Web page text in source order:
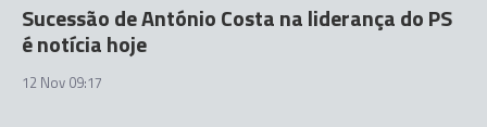
Sucessão de António Costa na liderança do PS
é notícia hoje
12 Nov 09:17